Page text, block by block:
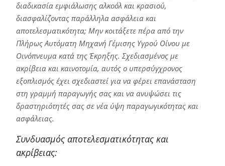
διαδικασία εμφιάλωσης αλκοόλ και κρασιού,
διασφαλίζοντας παράλληλα ασφάλεια και
αποτελεσματικότητα; Μην κοιτάξετε πέρα από την
Πλήρως Αυτόματη Μηχανή Γέμισης Υγρού Οίνου με
Οινόπνευμα κατά της Έκρηξης. Σχεδιασμένος με
ακρίβεια και καινοτομία, αυτός ο υπερσύγχρονος
εξοπλισμός έχει σχεδιαστεί για να φέρει επανάσταση
στη γραμμή παραγωγής σας και να ανυψώσει τις
δραστηριότητές σας σε νέα ύψη παραγωγικότητας και
ασφάλειας.
Συνδυασμός αποτελεσματικότητας και
ακρίβειας: